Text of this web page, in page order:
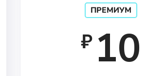
ПРЕМИУМ
₽ 10